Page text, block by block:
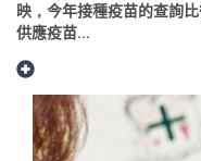
映，今年接種疫苗的查詢
供應疫苗...